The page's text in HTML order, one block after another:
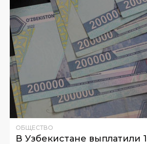
ОБЩЕСТВО
В Узбекистане выплатили